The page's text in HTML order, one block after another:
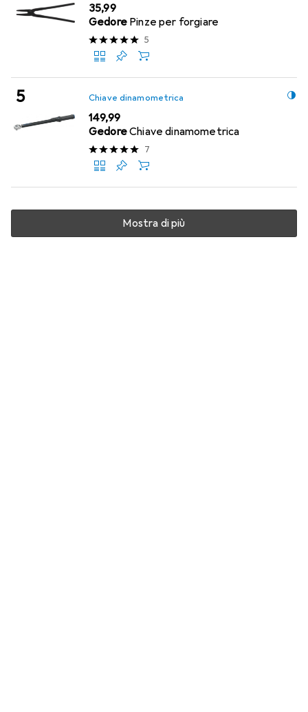
EUR
35,99
Gedore Pinze per forgiare
5
Chiave dinamometrica
EUR
149,99
GedoreChiave dinamometrica
7
Mostra di più